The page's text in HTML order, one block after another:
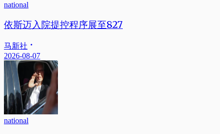
national
依斯迈入院提控程序展至827
马新社
2026-08-07
national